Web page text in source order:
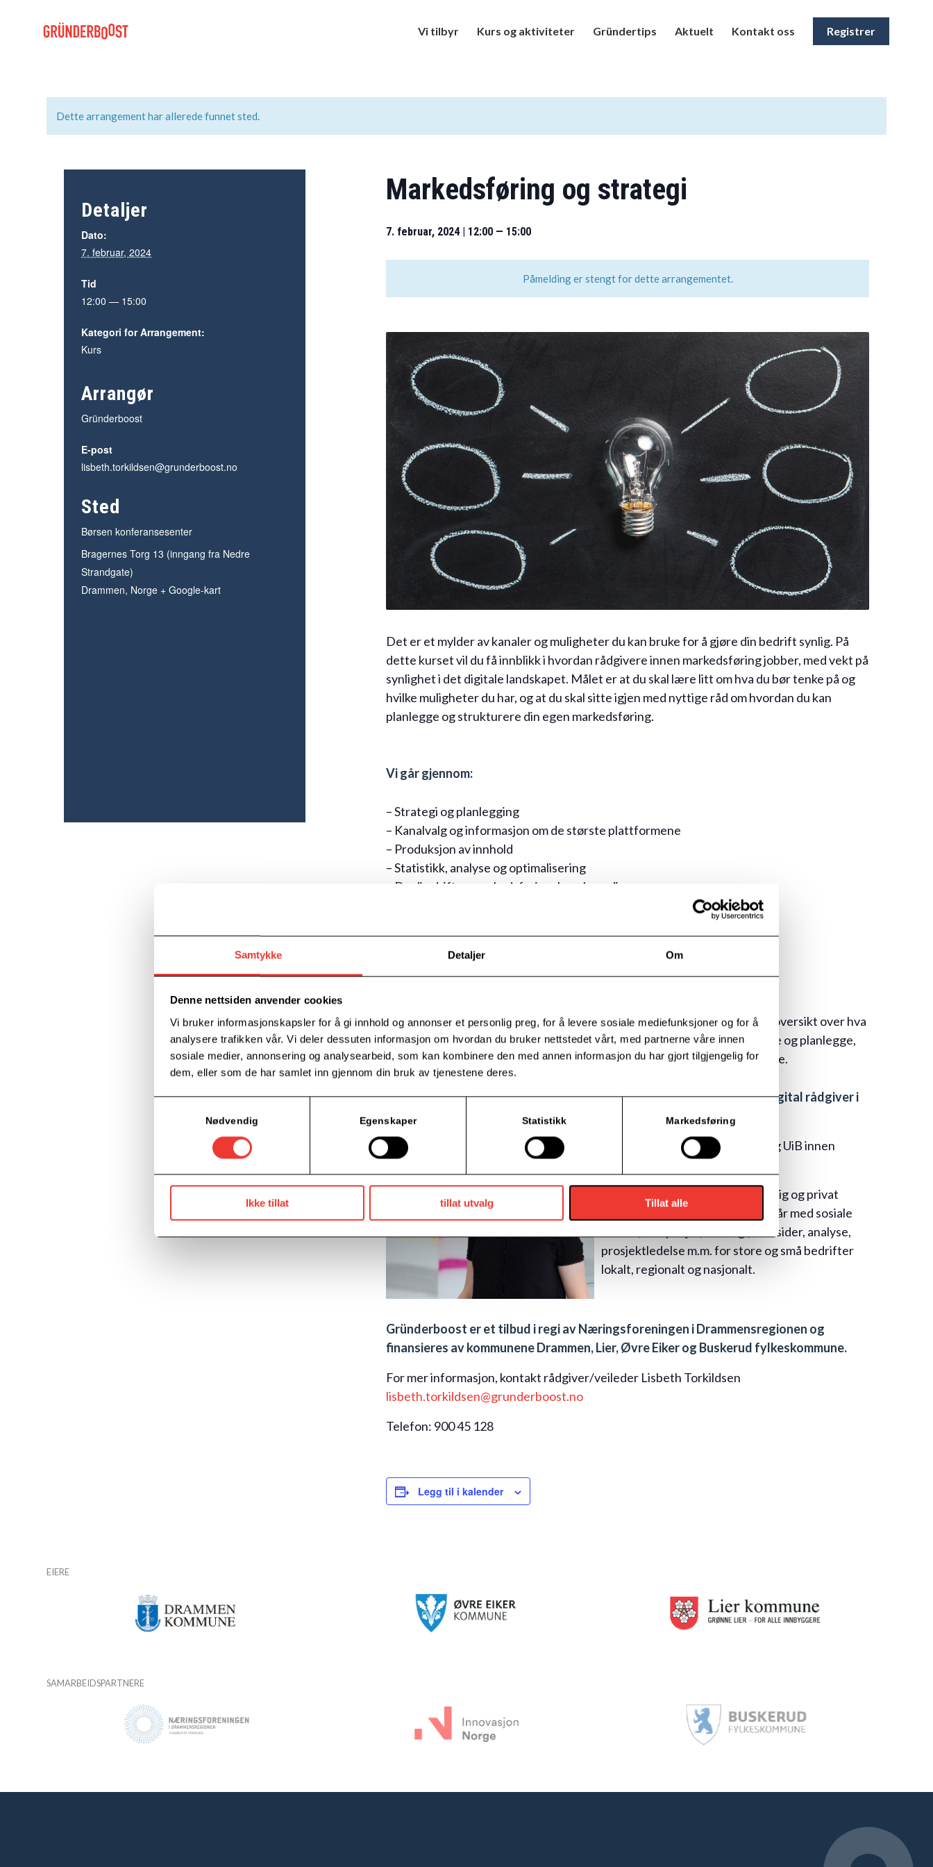
Samtykke Detaljer Om
Denne nettsiden anvender cookies
Vi bruker informasjonskapsler for å gi innhold og annonser et personlig preg, for å levere sosiale mediefunksjoner og for å
analysere trafikken vår. Vi deler dessuten informasjon om hvordan du bruker nettstedet vårt, med partnerne våre innen
sosiale medier, annonsering og analysearbeid, som kan kombinere den med annen informasjon du har gjort tilgjengelig for
dem, eller som de har samlet inn gjennom din bruk av tjenestene deres.
Nødvendig Egenskaper Statistikk Markedsføring
Ikke tillat tillat utvalg Tillat alle
Vi tilbyr Kurs og aktiviteter Gründertips Aktuelt Kontakt oss Registrer
Dette arrangement har allerede funnet sted.
Markedsføring og strategi
7. februar, 2024 | 12:00 — 15:00
Påmelding er stengt for dette arrangementet.
Det er et mylder av kanaler og muligheter du kan bruke for å gjøre din bedrift synlig. På
dette kurset vil du få innblikk i hvordan rådgivere innen markedsføring jobber, med vekt på
synlighet i det digitale landskapet. Målet er at du skal lære litt om hva du bør tenke på og
hvilke muligheter du har, og at du skal sitte igjen med nyttige råd om hvordan du kan
planlegge og strukturere din egen markedsføring.
Vi går gjennom:
– Strategi og planlegging
– Kanalvalg og informasjon om de største plattformene
– Produksjon av innhold
– Statistikk, analyse og optimalisering
– Daglig drift av markedsføringskanalene dine
– Inspirasjon, tips og råd
Kurset krever ingen forkunnskaper og passer for alle som ønsker å få en oversikt over hva
du kan tenke på når du skal drive markedsføring, hvordan du bør prioritere og planlegge,
og hvordan du kan arbeide godt med de ulike markedsføringstiltakene dine.
Kursholder er Hanne Bakken, digital rådgiver i
Hanne er utdannet ved NTNU og UiB innen
medier, kommunikasjon og IT.
Hun har erfaring fra både offentlig og privat
næringsliv og har jobbet i mange år med sosiale
medier, kampanjer, strategi, nettsider, analyse,
prosjektledelse m.m. for store og små bedrifter
lokalt, regionalt og nasjonalt.
Gründerboost er et tilbud i regi av Næringsforeningen i Drammensregionen og
finansieres av kommunene Drammen, Lier, Øvre Eiker og Buskerud fylkeskommune.
For mer informasjon, kontakt rådgiver/veileder Lisbeth Torkildsen
lisbeth.torkildsen@grunderboost.no
Telefon: 900 45 128
Legg til i kalender
Detaljer
Dato:
7. februar, 2024
Tid
12:00 — 15:00
Kategori for Arrangement:
Kurs
Arrangør
Gründerboost
E-post
lisbeth.torkildsen@grunderboost.no
Sted
Børsen konferansesenter
Bragernes Torg 13 (inngang fra Nedre
Strandgate)
Drammen, Norge + Google-kart
EIERE
SAMARBEIDSPARTNERE